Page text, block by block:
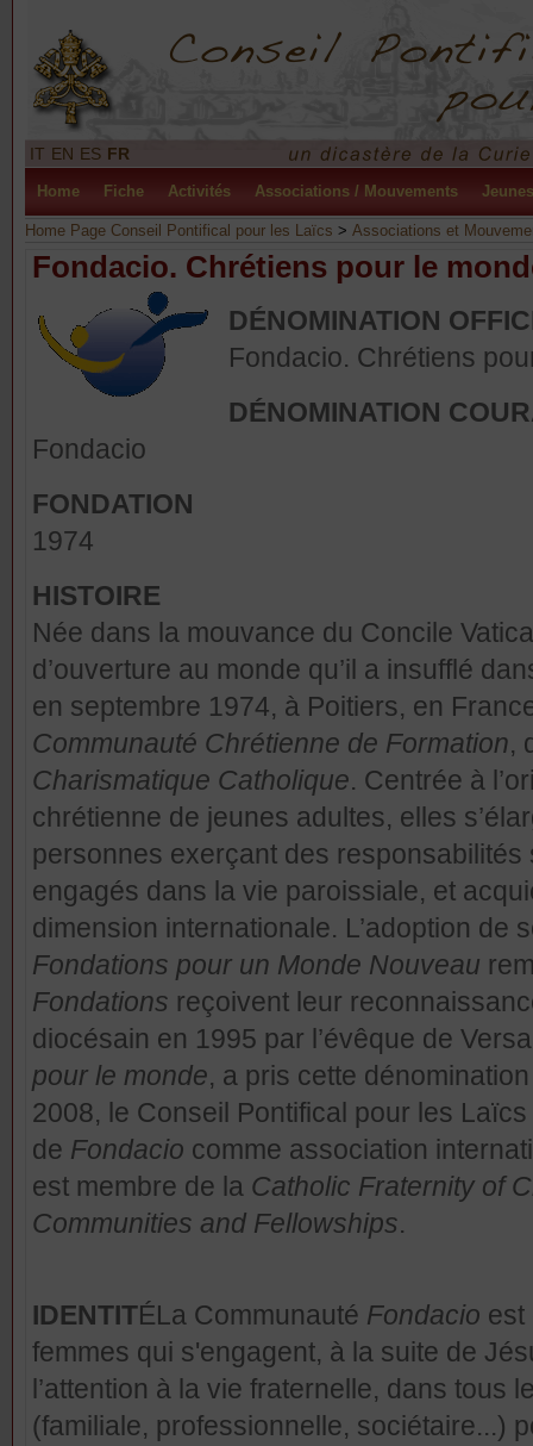
IT EN ES FR
Home Fiche Activités Associations / Mouvements Jeunes
Home Page Conseil Pontifical pour les Laïcs > Associations et
Fondacio. Chrétiens pour le
DÉNOMINATION
Fondacio. Chrétiens
DÉNOMINATION
Fondacio
FONDATION
1974
HISTOIRE
Née dans la mouvance du Concile
d’ouverture au monde qu’il a insufflé
en septembre 1974, à Poitiers, en
Communauté Chrétienne de Formation,
Charismatique Catholique. Centrée à
chrétienne de jeunes adultes, elles
personnes exerçant des
engagés dans la vie paroissiale, et
dimension internationale. L’adoption de
Fondations pour un Monde Nouveau
Fondations reçoivent leur
diocésain en 1995 par l’évêque de
pour le monde, a pris cette
2008, le Conseil Pontifical pour les
de Fondacio comme association
est membre de la Catholic Fraternity of
Communities and Fellowships.
IDENTITÉLa Communauté Fondacio est
femmes qui s'engagent, à la suite de
l’attention à la vie fraternelle, dans tous
(familiale, professionnelle, sociétaire...)